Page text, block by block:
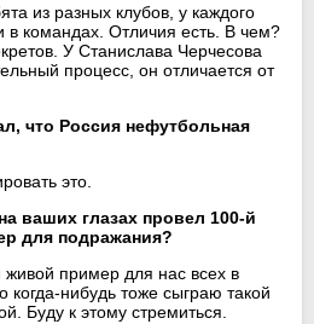
из разных клубов, у каждого
в командах. Отличия есть. В чем?
У Станислава Черчесова
процесс, он отличается от
что Россия нефутбольная
это.
ваших глазах провел 100-й
для подражания?
пример для нас всех в
нибудь тоже сыграю такой
Буду к этому стремиться.